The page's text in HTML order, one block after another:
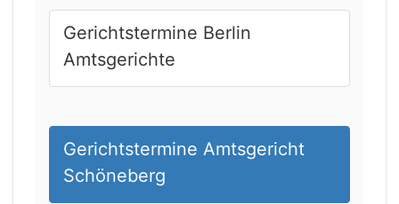
Gerichtstermine Berlin
Amtsgerichte
Gerichtstermine Amtsgericht
Schöneberg